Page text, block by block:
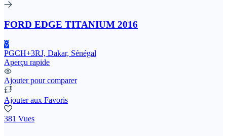
FORD EDGE TITANIUM 2016
PGCH+3RJ, Dakar, Sénégal
Aperçu rapide
Ajouter pour comparer
Ajouter aux Favoris
381 Vues